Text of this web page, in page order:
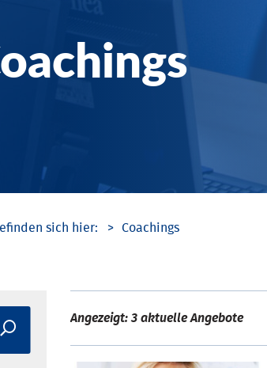
Coachings
Angezeigt: 3 aktuelle Angebote